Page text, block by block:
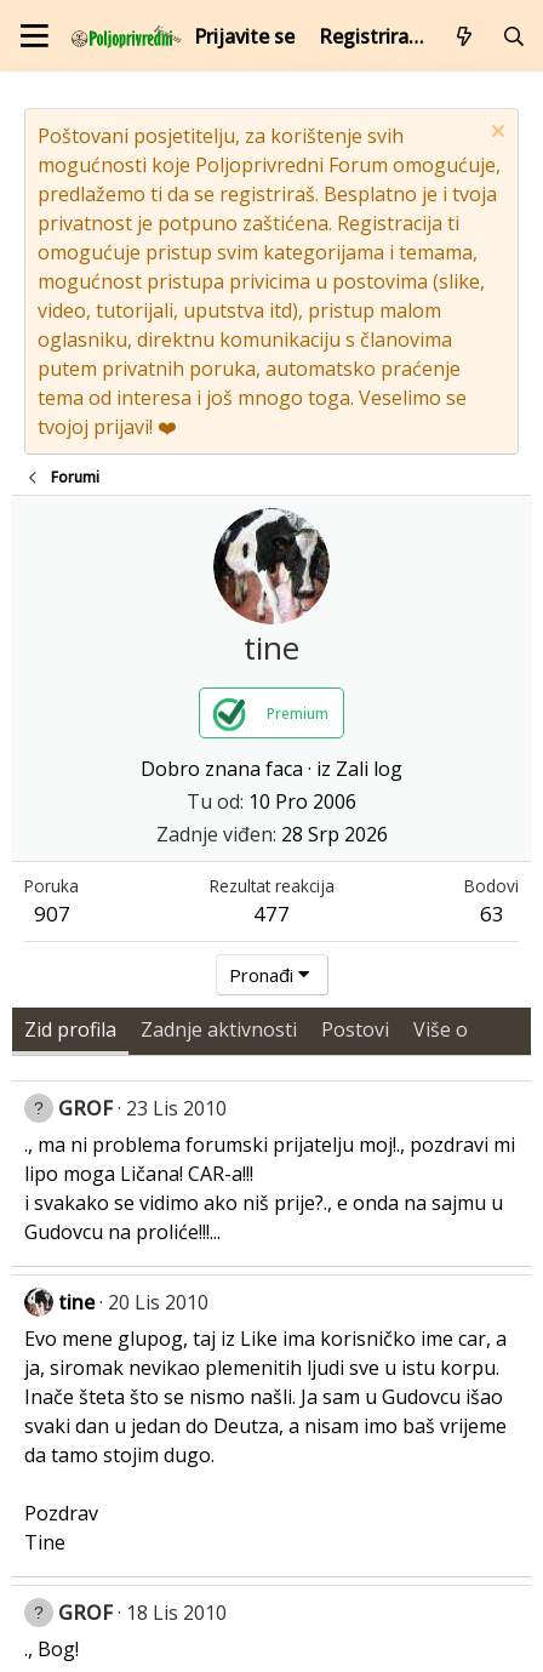
Prijavite se Registrirajte se
Poštovani posjetitelju, za korištenje svih
mogućnosti koje Poljoprivredni Forum omogućuje,
predlažemo ti da se registriraš. Besplatno je i tvoja
privatnost je potpuno zaštićena. Registracija ti
omogućuje pristup svim kategorijama i temama,
mogućnost pristupa privicima u postovima (slike,
video, tutorijali, uputstva itd), pristup malom
oglasniku, direktnu komunikaciju s članovima
putem privatnih poruka, automatsko praćenje
tema od interesa i još mnogo toga. Veselimo se
tvojoj prijavi! ❤️
Forumi
tine
Premium
Dobro znana faca · iz Zali log
Tu od 10 Pro 2006
Zadnje viđen 28 Srp 2026
Poruka
907
Rezultat reakcija
477
Bodovi
63
Pronađi
Zid profila Zadnje aktivnosti Postovi Više o
GROF 23 Lis 2010
., ma ni problema forumski prijatelju moj!., pozdravi mi
lipo moga Ličana! CAR-a!!!
i svakako se vidimo ako niš prije?., e onda na sajmu u
Gudovcu na proliće!!!...
tine 20 Lis 2010
Evo mene glupog, taj iz Like ima korisničko ime car, a
ja, siromak nevikao plemenitih ljudi sve u istu korpu.
Inače šteta što se nismo našli. Ja sam u Gudovcu išao
svaki dan u jedan do Deutza, a nisam imo baš vrijeme
da tamo stojim dugo.
Pozdrav
Tine
GROF 18 Lis 2010
., Bog!